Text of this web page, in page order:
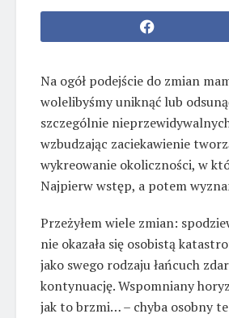
Na ogół podejście do zmian
wolelibyśmy uniknąć lub
szczególnie
wzbudzając zaciekawienie
wykreowanie okoliczności, w
Najpierw wstęp, a potem
Przeżyłem wiele zmian:
nie okazała się osobistą
jako swego rodzaju łańcuch
kontynuację. Wspomniany
jak to brzmi… – chyba osobny